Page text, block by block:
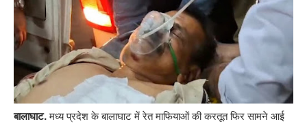
बालाघाट.मध्य प्रदेश के बालाघाट में रेत माफियाओं की करतूत फिर सामने आई